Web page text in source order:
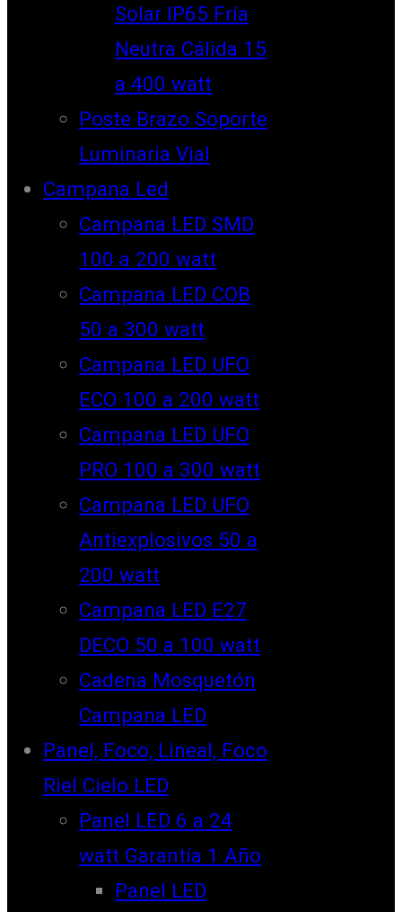
Solar IP65 Fría
Neutra Cálida 15
a 400 watt
Poste Brazo Soporte
Luminaria Vial
Campana Led
Campana LED SMD
100 a 200 watt
Campana LED COB
50 a 300 watt
Campana LED UFO
ECO 100 a 200 watt
Campana LED UFO
PRO 100 a 300 watt
Campana LED UFO
Antiexplosivos 50 a
200 watt
Campana LED E27
DECO 50 a 100 watt
Cadena Mosquetón
Campana LED
Panel, Foco, Lineal, Foco
Riel Cielo LED
Panel LED 6 a 24
watt Garantía 1 Año
Panel LED